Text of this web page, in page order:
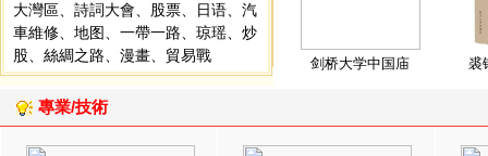
大灣區
詩詞大會 股票 日语
汽
車維修
地图 一帶一路 琼瑶
炒
股
絲綢之路 漫畫 貿易戰 剑桥大学中国庙 裘
專業/技術